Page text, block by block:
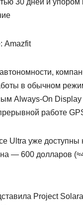
Amazfit
в обычном
Always-On
работе
Ultra уже доступны
— 600 долларов
Project